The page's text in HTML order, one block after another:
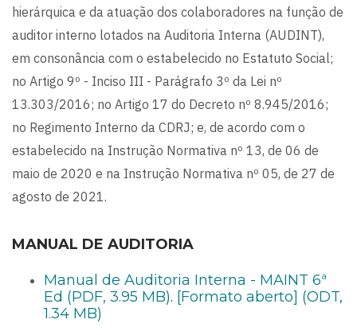
hierárquica e da atuação dos colaboradores na função de
auditor interno lotados na Auditoria Interna (AUDINT),
em consonância com o estabelecido no Estatuto Social;
no Artigo 9º - Inciso III - Parágrafo 3º da Lei nº
13.303/2016; no Artigo 17 do Decreto nº 8.945/2016;
no Regimento Interno da CDRJ; e, de acordo com o
estabelecido na Instrução Normativa nº 13, de 06 de
maio de 2020 e na Instrução Normativa nº 05, de 27 de
agosto de 2021.
MANUAL DE AUDITORIA
Manual de Auditoria Interna - MAINT 6ª
Ed (PDF, 3.95 MB). [Formato aberto] (ODT,
1.34 MB)